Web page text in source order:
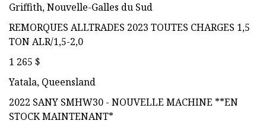
Griffith, Nouvelle-Galles du Sud
REMORQUES ALLTRADES 2023 TOUTES CHARGES 1,5
TON ALR/1,5-2,0
1 265 $
Yatala, Queensland
2022 SANY SMHW30 - NOUVELLE MACHINE **EN
STOCK MAINTENANT*